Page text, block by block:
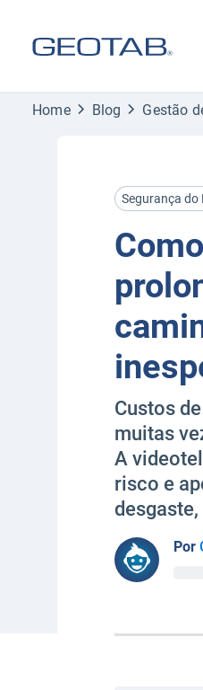
Home Blog Gestão
Segurança
Custos
muitas
A
risco e
Por